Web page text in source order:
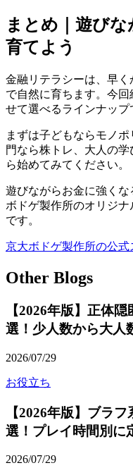
まとめ｜遊び
育てよう
金融リテラシーは、早
で自然に育ちます。今
せて選べるラインナップ
まずは子どもならモノ
門なら株トレ、大人の
ら始めてみてください。
遊びながらお金に強く
ボドゲ製作所のオリジ
です。
京大ボドゲ製作所の公式
Other Blogs
【2026年版】正体
選！少人数から大人
2026/07/29
お役立ち
【2026年版】ブラ
選！プレイ時間別に
2026/07/29